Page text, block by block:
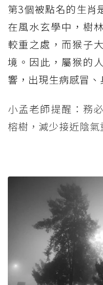
第3個被點名的生肖
在風水玄學中，樹
較重之處，而猴子
境。因此，屬猴的
響，出現生病感冒、
小孟老師提醒：務
榕樹，減少接近陰氣